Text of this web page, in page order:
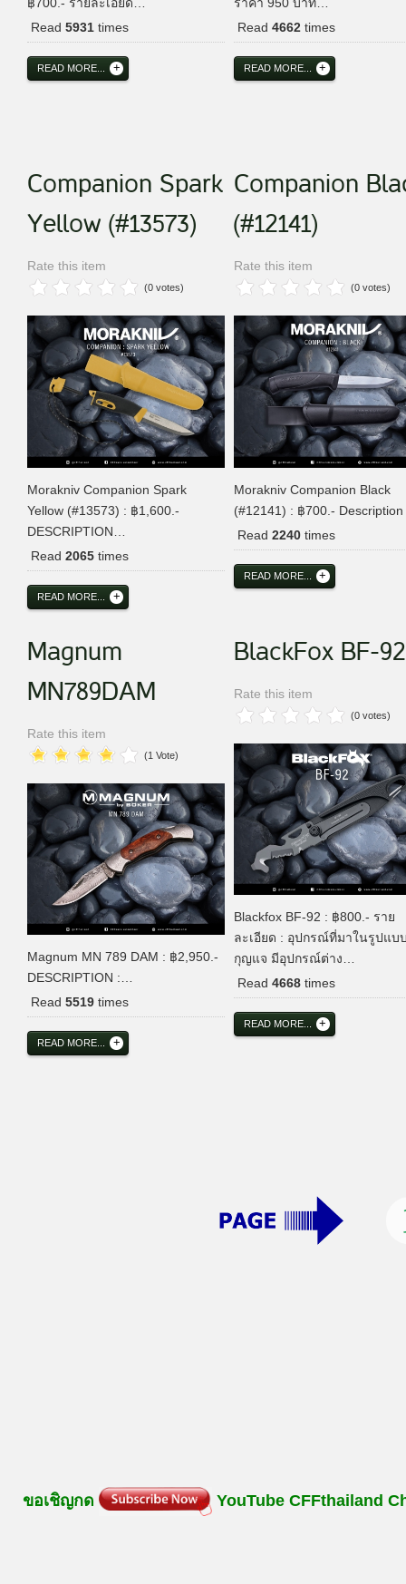
Read 5931 times
READ MORE...
Read 4662times
READ MORE...
Companion Spark
Yellow (#13573)
Rate this item
(0 votes)
Morakniv Companion Spark
Yellow (#13573) : ฿1,600.-
DESCRIPTION…
Read 2065 times
READ MORE...
Companion
(#12141)
Rate this item
(0 votes)
Morakniv Companion Black
(#12141) : ฿700.-
Read 2240times
READ MORE...
Magnum
MN789DAM
Rate this item
(1 Vote)
Magnum MN 789 DAM : ฿2,950.-
DESCRIPTION :…
Read 5519 times
READ MORE...
BlackFox BF-92
Rate this item
(0 votes)
Blackfox BF-92 : ฿800.- ราย
ละเอียด : อุปกรณ์ที่มาในรูปแบ
กุญแจ มีอุปกรณ์ต่าง…
Read 4668times
READ MORE...
ขอเชิญกด YouTube CFFthailand